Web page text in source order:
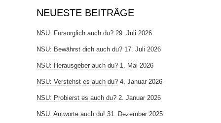
NEUESTE BEITRÄGE
NSU: Fürsorglich auch du? 29. Juli 2026
NSU: Bewährst dich auch du? 17. Juli 2026
NSU: Herausgeber auch du? 1. Mai 2026
NSU: Verstehst es auch du? 4. Januar 2026
NSU: Probierst es auch du? 2. Januar 2026
NSU: Antworte auch du! 31. Dezember 2025